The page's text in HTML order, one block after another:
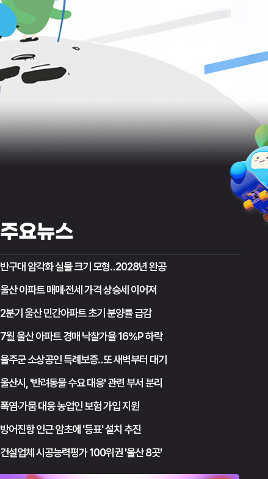
주요뉴스
반구대 암각화 실물 크기 모형‥2028년 완공
울산 아파트 매매·전세 가격 상승세 이어져
2분기 울산 민간아파트 초기 분양률 급감
7월 울산 아파트 경매 낙찰가율 16%P 하락
울주군 소상공인 특례보증‥또 새벽부터 대기
울산시, '반려동물 수요 대응' 관련 부서 분리
폭염·가뭄 대응 농업인 보험 가입 지원
방어진항 인근 암초에 '등표' 설치 추진
건설업체 시공능력평가 100위권 '울산 8곳'